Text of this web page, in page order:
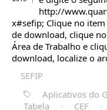
http://
x#sefip; Clique no item
de download, clique
Área de Trabalho e
download, localize o
SEFIP
Aplicativos do
Tabela
· CEF ·